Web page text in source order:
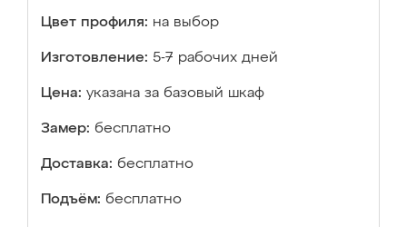
Цвет профиля: на выбор
Изготовление: 5-7 рабочих дней
Цена: указана за базовый шкаф
Замер: бесплатно
Доставка: бесплатно
Подъём: бесплатно